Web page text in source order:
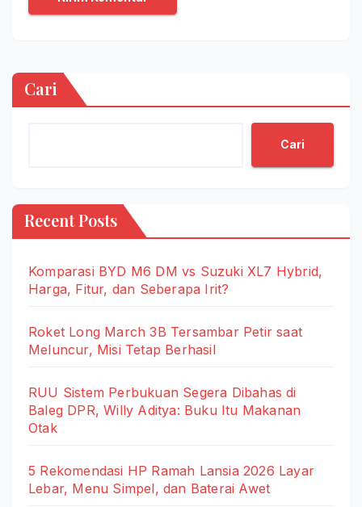
Cari
Cari
Recent Posts
Komparasi BYD M6 DM vs Suzuki XL7 Hybrid,
Harga, Fitur, dan Seberapa Irit?
Roket Long March 3B Tersambar Petir saat
Meluncur, Misi Tetap Berhasil
RUU Sistem Perbukuan Segera Dibahas di
Baleg DPR, Willy Aditya: Buku Itu Makanan
Otak
5 Rekomendasi HP Ramah Lansia 2026 Layar
Lebar, Menu Simpel, dan Baterai Awet